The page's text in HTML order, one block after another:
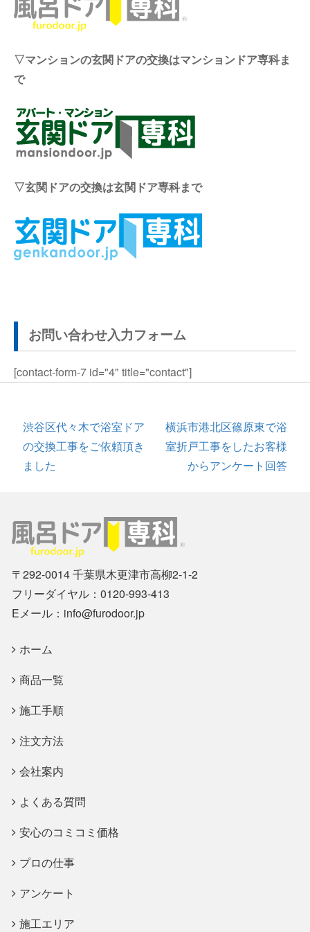
▽マンションの玄関ドアの交換はマンションドア専科ま
で
▽玄関ドアの交換は玄関ドア専科まで
お問い合わせ入力フォーム
[contact-form-7 id="4" title="contact"]
投
稿
ナ
ー
シ
ョ
ン
渋谷区代々木で浴室ドア
の交換工事をご依頼頂き
ました
横浜市港北区篠原東で浴
室折戸工事をしたお客様
からアンケート回答
〒292-0014 千葉県木更津市高柳2-1-2
フリーダイヤル：0120-993-413
Eメール：info@furodoor.jp
ホーム
商品一覧
施工手順
注文方法
会社案内
よくある質問
安心のコミコミ価格
プロの仕事
アンケート
施工エリア